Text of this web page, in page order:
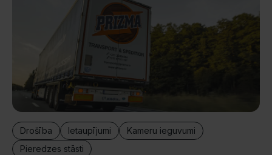
Drošība Ietaupījumi
Kameru ieguvumi
Pieredzes stāsti